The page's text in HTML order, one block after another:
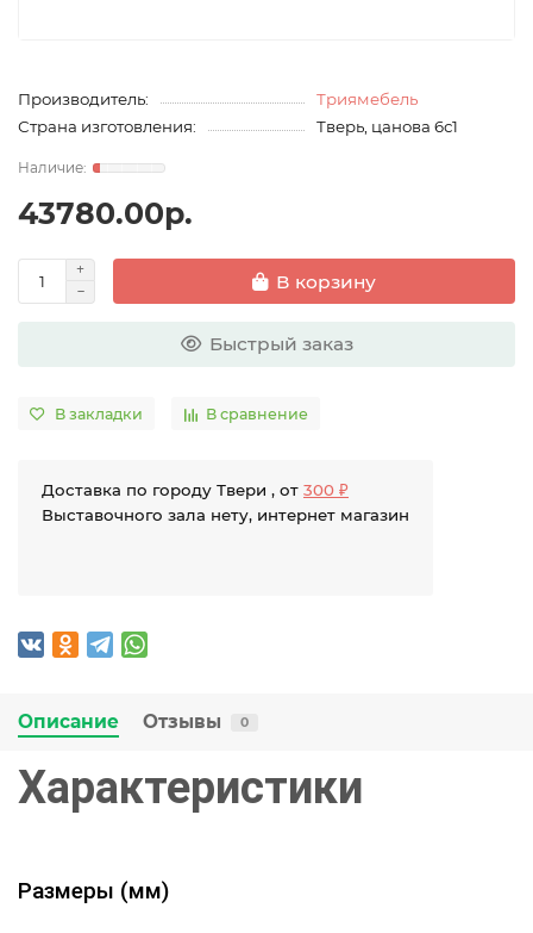
Производитель:
Триямебель
Страна изготовления:
Тверь, цанова 6с1
43780.00р.
В корзину
Быстрый заказ
В закладки В сравнение
Доставка по городу Твери , от 300 ₽
Выставочного зала нету, интернет магазин
Описание Отзывы 0
Характеристики
Размеры (мм)